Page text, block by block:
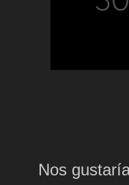
Nos